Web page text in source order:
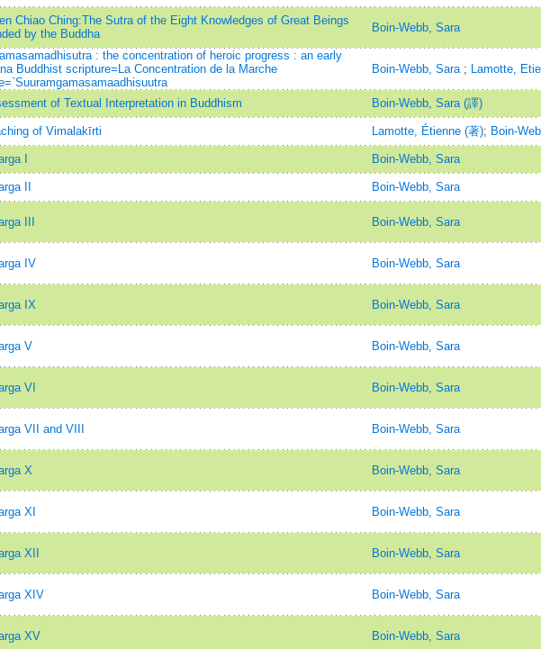
Chiao Ching:The Sutra of the Eight Knowledges of Great Beings
by the Buddha
Boin-Webb, Sara
: the concentration of heroic progress : an early
Buddhist scripture=La Concentration de la Marche
Boin-Webb, Sara ; Lamotte,
of Textual Interpretation in Buddhism Boin-Webb, Sara (譯)
of Vimalakīrti Lamotte, Étienne (著); Boin-
I Boin-Webb, Sara
II Boin-Webb, Sara
III Boin-Webb, Sara
IV Boin-Webb, Sara
IX Boin-Webb, Sara
V Boin-Webb, Sara
VI Boin-Webb, Sara
VII and VIII Boin-Webb, Sara
X Boin-Webb, Sara
XI Boin-Webb, Sara
XII Boin-Webb, Sara
XIV Boin-Webb, Sara
XV Boin-Webb, Sara